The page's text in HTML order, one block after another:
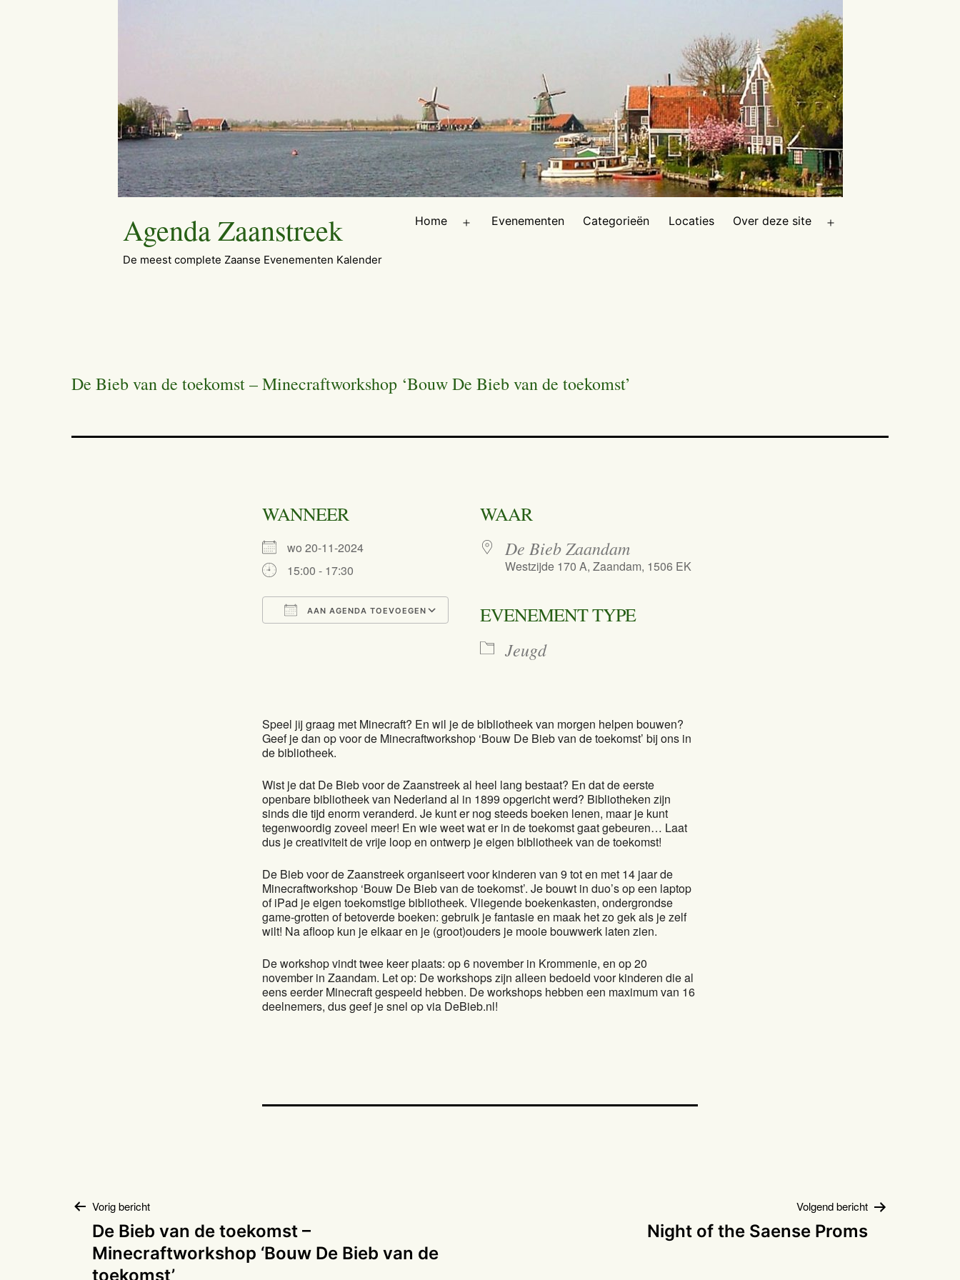
Agenda Zaanstreek
De meest complete Zaanse Evenementen Kalender
Home Evenementen Categorieën Locaties Over deze site
De Bieb van de toekomst – Minecraftworkshop ‘Bouw De Bieb van de toekomst’
WANNEER
wo 20-11-2024
15:00 - 17:30
AAN AGENDA TOEVOEGEN
Google Calendar
WAAR
De Bieb Zaandam
Westzijde 170 A, Zaandam, 1506 EK
EVENEMENT TYPE
Jeugd
Speel jij graag met Minecraft? En wil je de bibliotheek van morgen helpen bouwen?
Geef je dan op voor de Minecraftworkshop ‘Bouw De Bieb van de toekomst’ bij ons in
de bibliotheek.
Wist je dat De Bieb voor de Zaanstreek al heel lang bestaat? En dat de eerste
openbare bibliotheek van Nederland al in 1899 opgericht werd? Bibliotheken zijn
sinds die tijd enorm veranderd. Je kunt er nog steeds boeken lenen, maar je kunt
tegenwoordig zoveel meer! En wie weet wat er in de toekomst gaat gebeuren… Laat
dus je creativiteit de vrije loop en ontwerp je eigen bibliotheek van de toekomst!
De Bieb voor de Zaanstreek organiseert voor kinderen van 9 tot en met 14 jaar de
Minecraftworkshop ‘Bouw De Bieb van de toekomst’. Je bouwt in duo’s op een laptop
of iPad je eigen toekomstige bibliotheek. Vliegende boekenkasten, ondergrondse
game-grotten of betoverde boeken: gebruik je fantasie en maak het zo gek als je zelf
wilt! Na afloop kun je elkaar en je (groot)ouders je mooie bouwwerk laten zien.
De workshop vindt twee keer plaats: op 6 november in Krommenie, en op 20
november in Zaandam. Let op: De workshops zijn alleen bedoeld voor kinderen die al
eens eerder Minecraft gespeeld hebben. De workshops hebben een maximum van 16
deelnemers, dus geef je snel op via DeBieb.nl!
Bericht
navigatie
Vorig bericht
De Bieb van de toekomst –
Minecraftworkshop ‘Bouw De Bieb van de
toekomst’
Volgend bericht
Night of the Saense Proms